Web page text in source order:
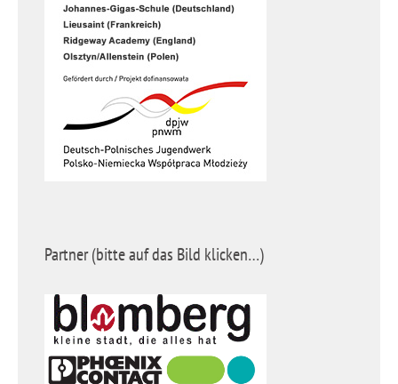
Partner (bitte auf das Bild klicken…)